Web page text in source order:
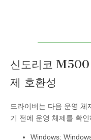
신도리코 M500
제 호환성
드라이버는 다음 운영
기 전에 운영 체제를 확인
Windows: